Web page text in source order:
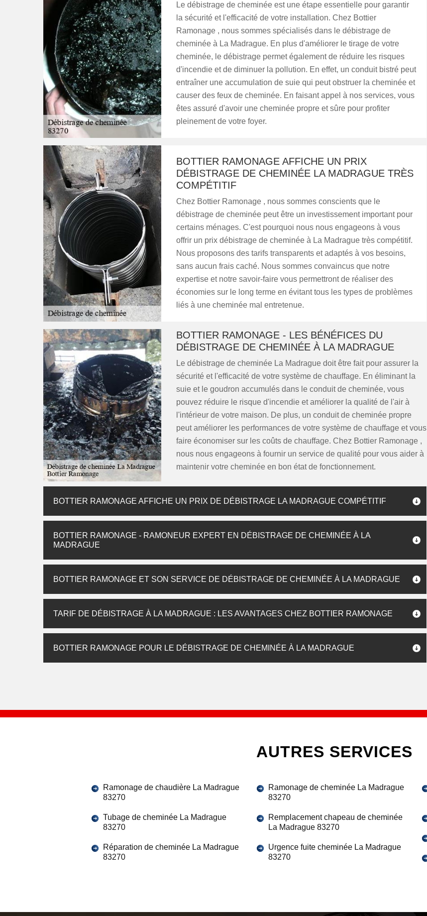
Le débistrage de cheminée est une étape essentielle pour garantir
la sécurité et l'efficacité de votre installation. Chez Bottier
Ramonage , nous sommes spécialisés dans le débistrage de
cheminée à La Madrague. En plus d'améliorer le tirage de votre
cheminée, le débistrage permet également de réduire les risques
d'incendie et de diminuer la pollution. En effet, un conduit bistré peut
entraîner une accumulation de suie qui peut obstruer la cheminée et
causer des feux de cheminée. En faisant appel à nos services, vous
êtes assuré d'avoir une cheminée propre et sûre pour profiter
pleinement de votre foyer.
BOTTIER RAMONAGE AFFICHE UN PRIX
DÉBISTRAGE DE CHEMINÉE LA MADRAGUE TRÈS
COMPÉTITIF
Chez Bottier Ramonage , nous sommes conscients que le
débistrage de cheminée peut être un investissement important pour
certains ménages. C'est pourquoi nous nous engageons à vous
offrir un prix débistrage de cheminée à La Madrague très compétitif.
Nous proposons des tarifs transparents et adaptés à vos besoins,
sans aucun frais caché. Nous sommes convaincus que notre
expertise et notre savoir-faire vous permettront de réaliser des
économies sur le long terme en évitant tous les types de problèmes
liés à une cheminée mal entretenue.
BOTTIER RAMONAGE - LES BÉNÉFICES DU
DÉBISTRAGE DE CHEMINÉE À LA MADRAGUE
Le débistrage de cheminée La Madrague doit être fait pour assurer la
sécurité et l'efficacité de votre système de chauffage. En éliminant la
suie et le goudron accumulés dans le conduit de cheminée, vous
pouvez réduire le risque d'incendie et améliorer la qualité de l'air à
l'intérieur de votre maison. De plus, un conduit de cheminée propre
peut améliorer les performances de votre système de chauffage et vous
faire économiser sur les coûts de chauffage. Chez Bottier Ramonage ,
nous nous engageons à fournir un service de qualité pour vous aider à
maintenir votre cheminée en bon état de fonctionnement.
BOTTIER RAMONAGE AFFICHE UN PRIX DE DÉBISTRAGE LA MADRAGUE COMPÉTITIF
BOTTIER RAMONAGE - RAMONEUR EXPERT EN DÉBISTRAGE DE CHEMINÉE À LA
MADRAGUE
BOTTIER RAMONAGE ET SON SERVICE DE DÉBISTRAGE DE CHEMINÉE À LA MADRAGUE
TARIF DE DÉBISTRAGE À LA MADRAGUE : LES AVANTAGES CHEZ BOTTIER RAMONAGE
BOTTIER RAMONAGE POUR LE DÉBISTRAGE DE CHEMINÉE À LA MADRAGUE
AUTRES SERVICES
Ramonage de chaudière La Madrague
83270
Tubage de cheminée La Madrague
83270
Réparation de cheminée La Madrague
83270
Ramonage de cheminée La Madrague
83270
Remplacement chapeau de cheminée
La Madrague 83270
Urgence fuite cheminée La Madrague
83270